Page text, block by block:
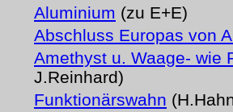
Aluminium (zu E+E)
Abschluss Europas von
Amethyst u. Waage- wie
J.Reinhard)
Funktionärswahn